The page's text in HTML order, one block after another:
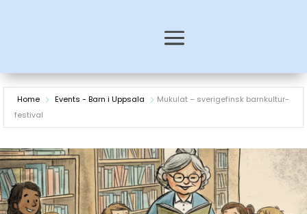
Home Events - Barn i Uppsala
Mukulat – sverigefinsk barnkultur-
festival